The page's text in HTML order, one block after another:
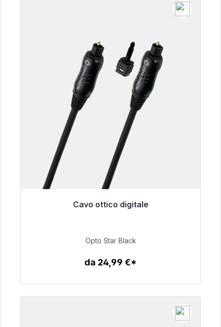
Cavo ottico digitale
Pronto per la spedizione immediata, tempo di
93,00 €
Opto Star Black
da 24,99 €*